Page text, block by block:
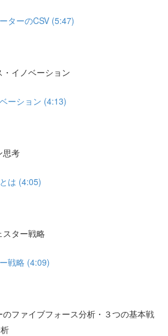
ターのCSV (5:47)
イノベーション
ーション (4:13)
考
は (4:05)
ター戦略
戦略 (4:09)
ファイブフォース分析・３つの基本戦